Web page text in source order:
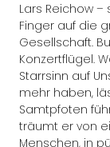
Lars Reichow
Finger auf die
Gesellschaft.
Konzertflügel.
Starrsinn auf
mehr haben,
Samtpfoten
träumt er von
Menschen, in